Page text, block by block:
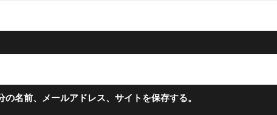
名前、メールアドレス、サイトを保存する。